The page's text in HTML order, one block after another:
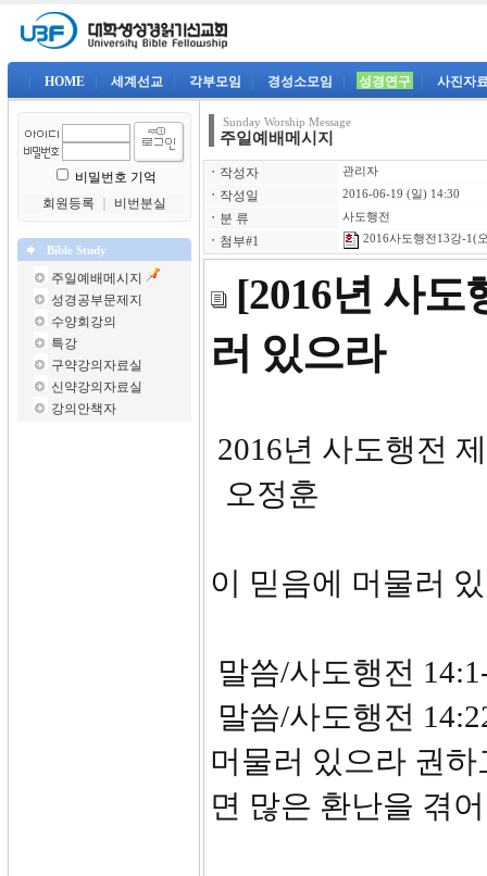
HOME 세계선교 각부모임 경성소모임 성경연구 사진자
비밀번호 기억
회원등록
비번분실
Bible Study
주일예배메시지
성경공부문제지
수양회강의
특강
구약강의자료실
신약강의자료실
강의안책자
Sunday Worship Message
주일예배메시지
ㆍ 작성자 관리자
ㆍ 작성일 2016-06-19 (일) 14:30
ㆍ 분 류 사도행전
ㆍ 첨부#1 2016사도행전13강-1(
[2016년 사도
러 있으라
2016년
오정훈
이 믿음에 머물러
말씀/사도행전
말씀/사도행전
머물러 있으라 권
면 많은 환난을 겪